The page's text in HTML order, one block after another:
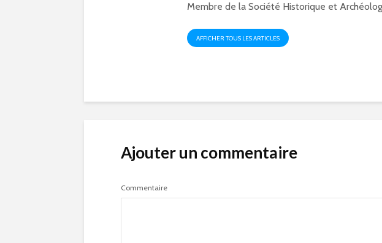
Membre de la Société Historique et
AFFICHER TOUS LES ARTICLES
Ajouter un commentaire
Commentaire